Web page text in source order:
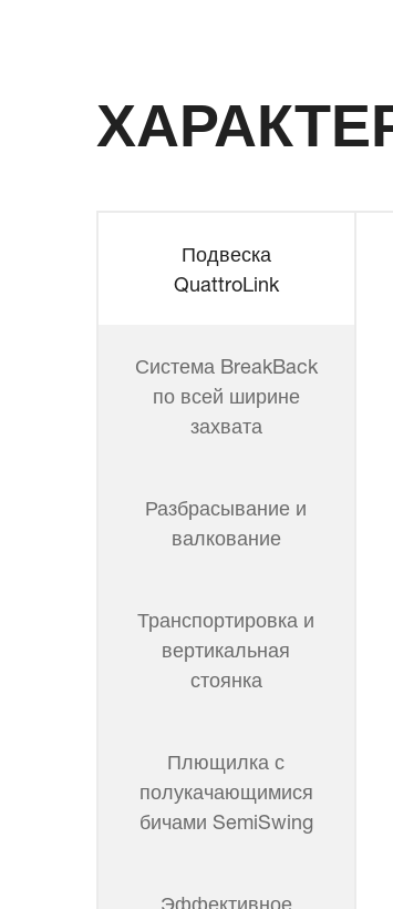
Подвеска
QuattroLink
Система BreakBack
по всей ширине
захвата
Разбрасывание и
валкование
Транспортировка и
вертикальная
стоянка
Плющилка с
полукачающимися
бичами SemiSwing